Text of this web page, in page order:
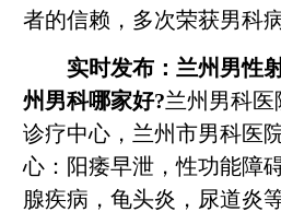
者的信赖，多次荣获男科
实时发布： 兰州男性
州男科哪家好?兰州男科
诊疗中心，兰州市男科医
心：阳痿早泄，性功能障
腺疾病，龟头炎，尿道炎